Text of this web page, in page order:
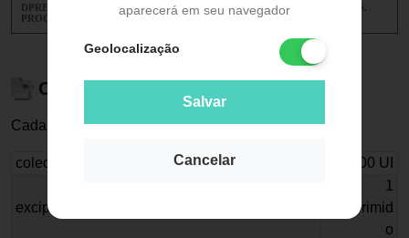
aparecerá em seu navegador
Geolocalização
Salvar
Cancelar
DPREV 7000UI É UM MEDICAMENTO. SEU USO PODE TRAZER RISCOS.
PROCURE UM MÉDICO OU UM FARMACÊUTICO. LEIA A BULA.
Composição
Cada comprimido deDPrev 1.000 UIcontém:
colecalciferol (vitamina D3) 1.000 UI
excipiente q.s.p.
1
comprimid
o